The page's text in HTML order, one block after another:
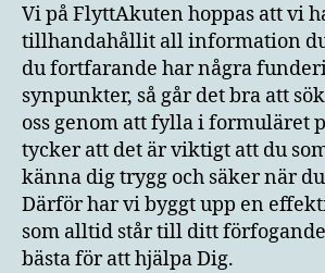
Vi på FlyttAkuten hoppas att vi
tillhandahållit all information
du fortfarande har några
synpunkter, så går det bra att
oss genom att fylla i formuläret
tycker att det är viktigt att du
känna dig trygg och säker när
Därför har vi byggt upp en
som alltid står till ditt
bästa för att hjälpa Dig.